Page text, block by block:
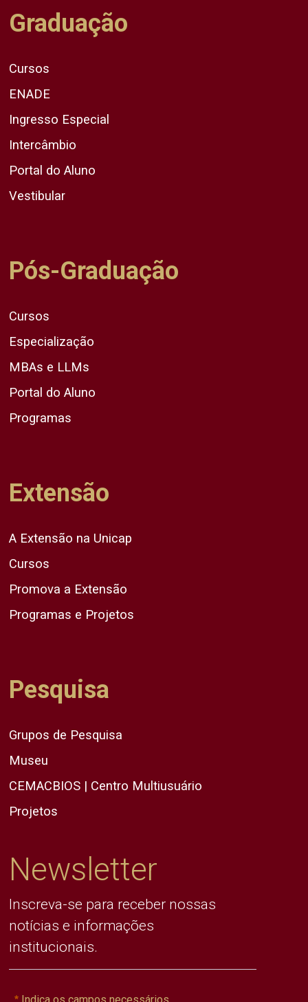
Graduação
Cursos
ENADE
Ingresso Especial
Intercâmbio
Portal do Aluno
Vestibular
Pós-Graduação
Cursos
Especialização
MBAs e LLMs
Portal do Aluno
Programas
Extensão
A Extensão na Unicap
Cursos
Promova a Extensão
Programas e Projetos
Pesquisa
Grupos de Pesquisa
Museu
CEMACBIOS | Centro Multiusuário
Projetos
Newsletter
Inscreva-se para receber nossas
notícias e informações
institucionais.